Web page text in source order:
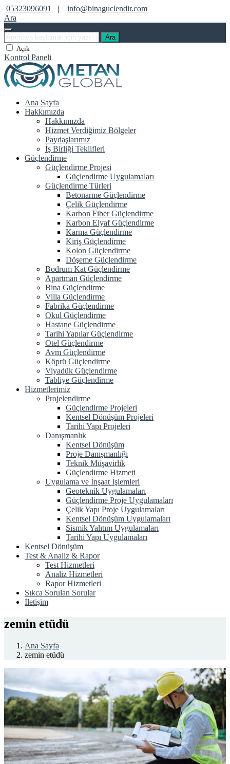
05323096091 |
info@binaguclendir.com
Ara
Ara
Açık
Kontrol Paneli
Ana Sayfa
Hakkımızda
Hakkımızda
Hizmet Verdiğimiz Bölgeler
Paydaşlarımız
İş Birliği Teklifleri
Güçlendirme
Güçlendirme Projesi
Güçlendirme Uygulamaları
Güçlendirme Türleri
Betonarme Güçlendirme
Çelik Güçlendirme
Karbon Fiber Güçlendirme
Karbon Elyaf Güçlendirme
Karma Güçlendirme
Kiriş Güçlendirme
Kolon Güçlendirme
Döşeme Güçlendirme
Bodrum Kat Güçlendirme
Apartman Güçlendirme
Bina Güçlendirme
Villa Güçlendirme
Fabrika Güçlendirme
Okul Güçlendirme
Hastane Güçlendirme
Tarihi Yapılar Güçlendirme
Otel Güçlendirme
Avm Güçlendirme
Köprü Güçlendirme
Viyadük Güçlendirme
Tabliye Güçlendirme
Hizmetlerimiz
Projelendirme
Güçlendirme Projeleri
Kentsel Dönüşüm Projeleri
Tarihi Yapı Projeleri
Danışmanlık
Kentsel Dönüşüm
Proje Danışmanlığı
Teknik Müşavirlik
Güçlendirme Hizmeti
Uygulama ve İnşaat İşlemleri
Geoteknik Uygulamaları
Güçlendirme Proje Uygulamaları
Çelik Yapı Proje Uygulamaları
Kentsel Dönüşüm Uygulamaları
Sismik Yalıtım Uygulamaları
Tarihi Yapı Uygulamaları
Kentsel Dönüşüm
Test & Analiz & Rapor
Test Hizmetleri
Analiz Hizmetleri
Rapor Hizmetleri
Sıkca Sorulan Sorular
İletişim
zemin etüdü
Ana Sayfa
zemin etüdü